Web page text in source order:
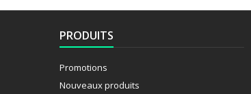
PRODUITS
Promotions
Nouveaux produits